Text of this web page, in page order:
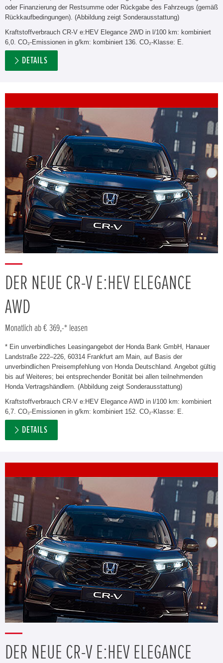
oder Finanzierung der Restsumme oder Rückgabe des Fahrzeugs (gemäß
Rückkaufbedingungen). (Abbildung zeigt Sonderausstattung)
Kraftstoffverbrauch CR-V e:HEV Elegance 2WD in l/100 km: kombiniert
6,0. CO₂-Emissionen in g/km: kombiniert 136. CO₂-Klasse: E.
DETAILS
DER NEUE CR-V E:HEV ELEGANCE
AWD
Monatlich ab € 369,-* leasen
* Ein unverbindliches Leasingangebot der Honda Bank GmbH, Hanauer
Landstraße 222–226, 60314 Frankfurt am Main, auf Basis der
unverbindlichen Preisempfehlung von Honda Deutschland. Angebot gültig
bis auf Weiteres; bei entsprechender Bonität bei allen teilnehmenden
Honda Vertragshändlern. (Abbildung zeigt Sonderausstattung)
Kraftstoffverbrauch CR-V e:HEV Elegance AWD in l/100 km: kombiniert
6,7. CO₂-Emissionen in g/km: kombiniert 152. CO₂-Klasse: E.
DETAILS
DER NEUE CR-V E:HEV ELEGANCE